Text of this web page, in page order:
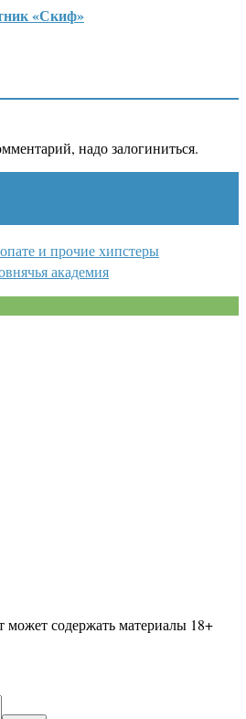
«Скиф»
надо залогиниться.
и прочие хипстеры
академия
может содержать материалы 18+